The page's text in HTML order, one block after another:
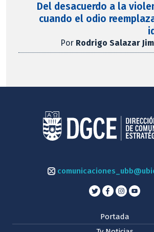
Del desacuerdo a la
cuando el odio
Por Rodrigo Salazar
Portada